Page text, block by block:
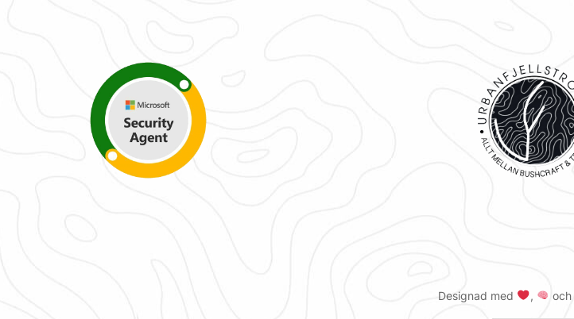
Designad med , och